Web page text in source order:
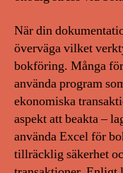
När din
överväga vilket
bokföring. Många
använda program
ekonomiska
aspekt att beakta –
använda Excel för
tillräcklig säkerhet